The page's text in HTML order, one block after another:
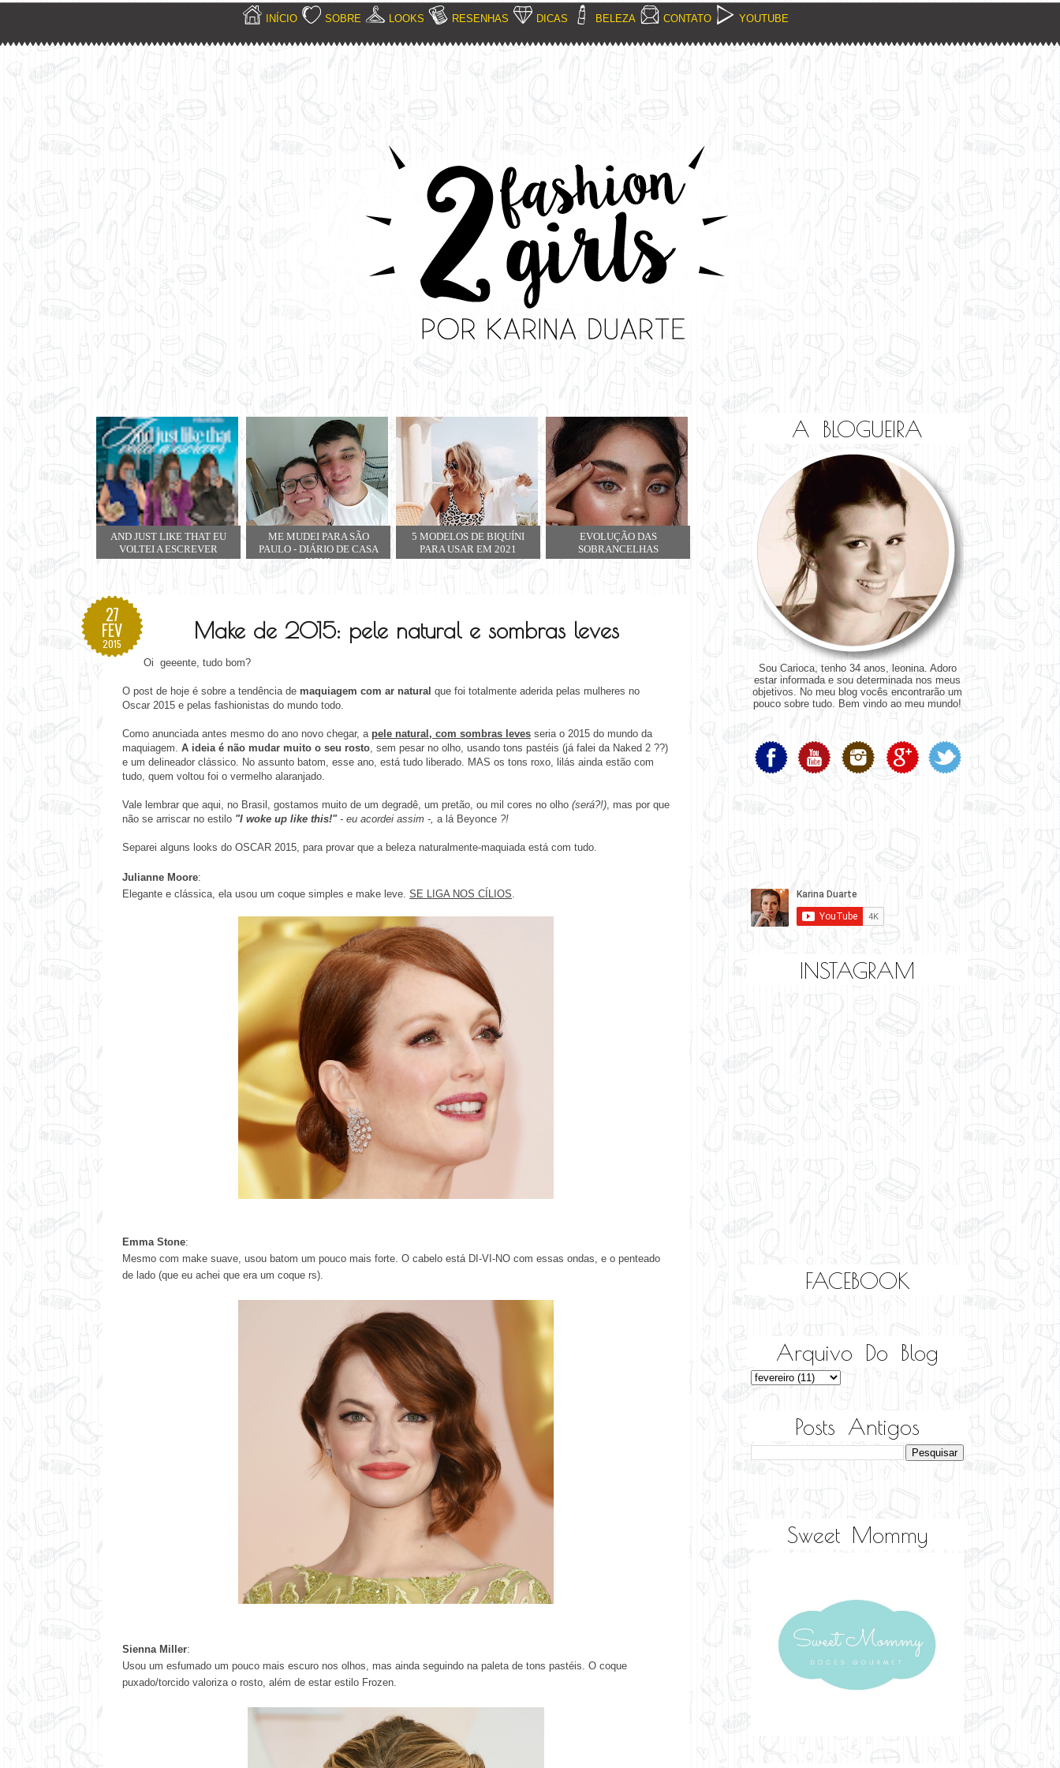
INÍCIO SOBRE LOOKS RESENHAS DICAS BELEZA CONTATO YOUTUBE
AND JUST LIKE THAT EU
VOLTEI A ESCREVER
ME MUDEI PARA SÃO
PAULO - DIÁRIO DE CASA
NOVA
5 MODELOS DE BIQUÍNI
PARA USAR EM 2021
EVOLUÇÃO DAS
SOBRANCELHAS
27
FEV
2015
Make de 2015: pele natural e sombras leves
Oi geeente, tudo bom?
O post de hoje é sobre a tendência de maquiagem com ar natural que foi totalmente aderida pelas mulheres no
Oscar 2015 e pelas fashionistas do mundo todo.
Como anunciada antes mesmo do ano novo chegar, a pele natural, com sombras leves seria o 2015 do mundo da
maquiagem. A ideia é não mudar muito o seu rosto, sem pesar no olho, usando tons pastéis (já falei da Naked 2 ??)
e um delineador clássico. No assunto batom, esse ano, está tudo liberado. MAS os tons roxo, lilás ainda estão com
tudo, quem voltou foi o vermelho alaranjado.
Vale lembrar que aqui, no Brasil, gostamos muito de um degradê, um pretão, ou mil cores no olho (será?!), mas por que
não se arriscar no estilo "I woke up like this!"- eu acordei assim -, a lá Beyonce ?!
Separei alguns looks do OSCAR 2015, para provar que a beleza naturalmente-maquiada está com tudo.
Julianne Moore:
Elegante e clássica, ela usou um coque simples e make leve. SE LIGA NOS CÍLIOS.
Emma Stone:
Mesmo com make suave, usou batom um pouco mais forte. O cabelo está DI-VI-NO com essas ondas, e o penteado
de lado (que eu achei que era um coque rs).
Sienna Miller:
Usou um esfumado um pouco mais escuro nos olhos, mas ainda seguindo na paleta de tons pastéis. O coque
puxado/torcido valoriza o rosto, além de estar estilo Frozen.
A BLOGUEIRA
Sou Carioca, tenho 34 anos, leonina. Adoro
estar informada e sou determinada nos meus
objetivos. No meu blog vocês encontrarão um
pouco sobre tudo. Bem vindo ao meu mundo!
INSTAGRAM
FACEBOOK
Arquivo Do Blog
Posts Antigos
Sweet Mommy